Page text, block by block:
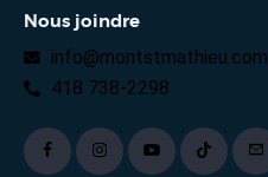
Nous joindre
info@montstmathieu.com
418 738-2298